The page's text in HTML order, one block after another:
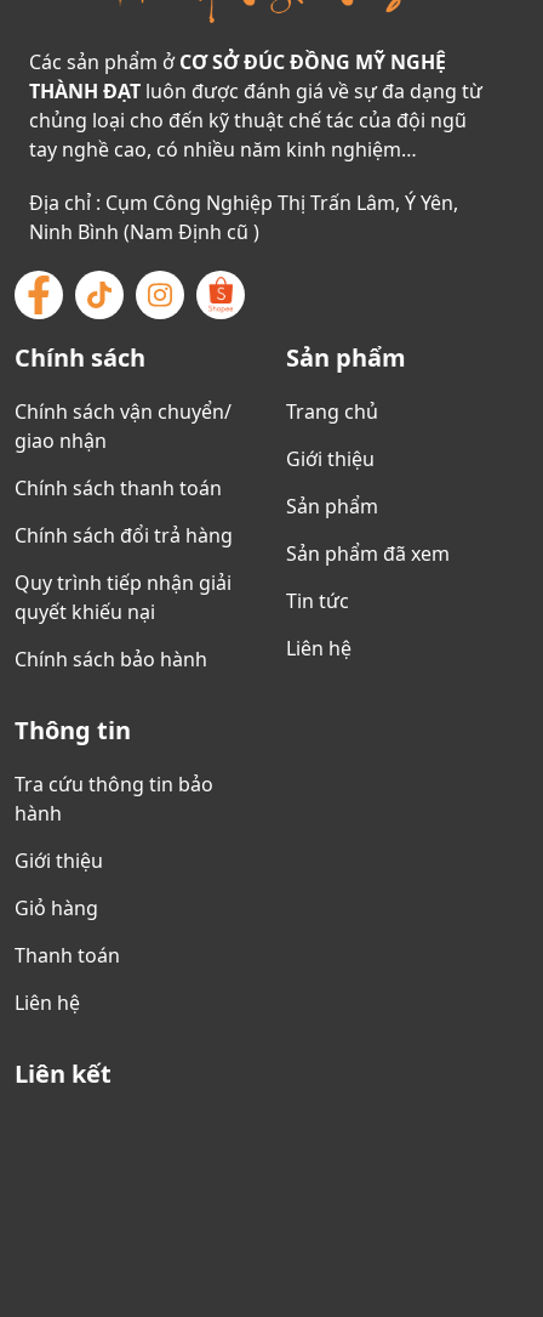
Các sản phẩm ởCƠ SỞ ĐÚC ĐỒNG MỸ NGHỆ
THÀNH ĐẠT luôn được đánh giá về sự đa dạng từ
chủng loại cho đến kỹ thuật chế tác của đội ngũ
tay nghề cao, có nhiều năm kinh nghiệm…
Địa chỉ : Cụm Công Nghiệp Thị Trấn Lâm, Ý Yên,
Ninh Bình (Nam Định cũ )
Chính sách
Chính sách vận chuyển/
giao nhận
Chính sách thanh toán
Chính sách đổi trả hàng
Quy trình tiếp nhận giải
quyết khiếu nại
Chính sách bảo hành
Sản phẩm
Trang chủ
Giới thiệu
Sản phẩm
Sản phẩm đã xem
Tin tức
Liên hệ
Thông tin
Tra cứu thông tin bảo
hành
Giới thiệu
Giỏ hàng
Thanh toán
Liên hệ
Liên kết